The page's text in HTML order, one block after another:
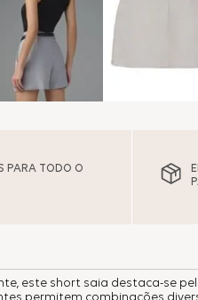
PARA TODO O
este short saia destaca-se